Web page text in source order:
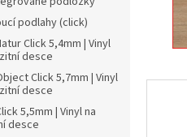
podlahy (click)
Click 5,4mm | Vinyl
desce
Click 5,7mm | Vinyl
desce
5,5mm | Vinyl na
desce